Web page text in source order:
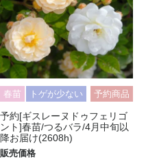
春苗 トゲが少ない 予約商品
予約[ギスレーヌドゥフェリゴ
ント]春苗/つるバラ/4月中旬以
降お届け(2608h)